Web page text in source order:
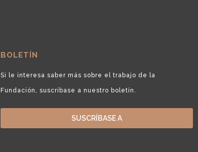
BOLETÍN
Si le interesa saber más sobre el trabajo de la
Fundación, suscríbase a nuestro boletín.
SUSCRÍBASE A